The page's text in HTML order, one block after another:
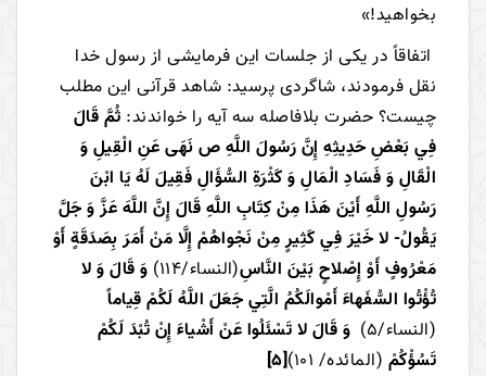
بخواهید!»
اتفاقاً در یکی از جلسات این فرمایشی از رسول خدا
نقل فرمودند، شاگردی پرسید: شاهد قرآنی این مطلب
چیست؟ حضرت بلافاصله سه آیه را خواندند: ثُمَّ قَالَ
فِي بَعْضِ حَدِيثِهِ إِنَّ رَسُولَ اللَّهِ ص نَهَى عَنِ الْقِيلِ وَ
الْقَالِ وَ فَسَادِ الْمَالِ وَ كَثْرَةِ السُّؤَالِ فَقِيلَ لَهُ يَا ابْنَ
رَسُولِ اللَّهِ أَيْنَ هَذَا مِنْ كِتَابِ اللَّهِ قَالَ إِنَّ اللَّهَ عَزَّ وَ جَلَّ
يَقُولُ- لا خَيْرَ فِي كَثِيرٍ مِنْ نَجْواهُمْ إِلَّا مَنْ أَمَرَ بِصَدَقَةٍ أَوْ
مَعْرُوفٍ أَوْ إِصْلاحٍ بَيْنَ النَّاسِ‌(النساء/114)
وَ قَالَ‌ وَ لا
تُؤْتُوا السُّفَهاءَ أَمْوالَكُمُ‌ الَّتِي جَعَلَ اللَّهُ لَكُمْ قِياماً
(النساء/5)
وَ قَالَ‌ لا تَسْئَلُوا عَنْ أَشْياءَ إِنْ تُبْدَ لَكُمْ
تَسُؤْكُمْ‌ (المائده/ 101)
[5]